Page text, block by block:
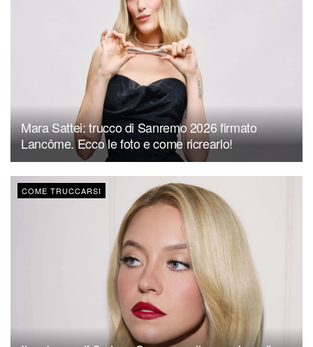
Mara Sattei: trucco di Sanremo 2026 firmato
Lancôme. Ecco le foto e come ricrearlo!
COME TRUCCARSI